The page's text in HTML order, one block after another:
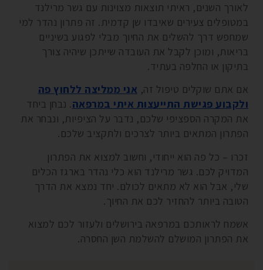
לאורך השנים, ראיתי תוצאות מצוינות עם גשר מרילנד
במטופלים צעירים שאיבדו שן קדמית. זה פתרון נהדר למי
שמחפש דרך להשלים את החיוך מבלי לפגוע בשיניים
בריאות, ומוכן לקבל את העובדה שייתכן שיהיה צורך
בתיקון או החלפה בעתיד.
אם אתם שוקלים טיפול זה,אני ממליצה ללחוץ פה
ולקבוע פגישת התייעצות איתי במרפאה. נבחן ביחד
את המקרה הספציפי שלכם, נדבר על הציפיות, ונבחר את
הפתרון המתאים ביותר לצרכים ולתקציב שלכם.
זכרו – כל פה הוא ייחודי, וחשוב למצוא את הפתרון
המדויק לכם. גשר מרילנד הוא כלי נהדר בארגז הכלים
שלי, אבל הוא לא מתאים לכולם. יחד נמצא את הדרך
הטובה ביותר להחזיר לכם את החיוך.
אשמח לראותכם במרפאה בירושלים ולעזור לכם למצוא
את הפתרון המושלם להשלמת השן החסרה.